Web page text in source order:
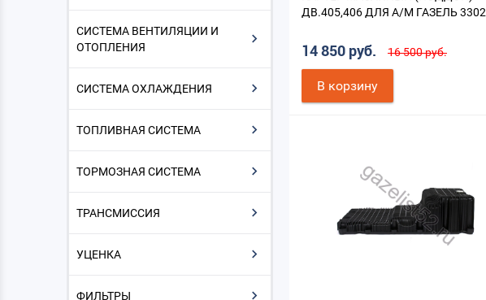
СИСТЕМА ВЕНТИЛЯЦИИ И
ОТОПЛЕНИЯ
СИСТЕМА ОХЛАЖДЕНИЯ
ТОПЛИВНАЯ СИСТЕМА
ТОРМОЗНАЯ СИСТЕМА
ТРАНСМИССИЯ
УЦЕНКА
ФИЛЬТРЫ
ДВ.405,406 ДЛЯ А/М ГАЗЕЛЬ 3302
14 850 руб. 16 500 руб.
В корзину